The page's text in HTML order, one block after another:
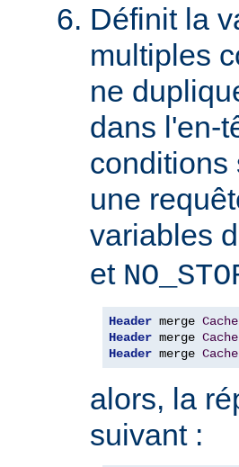
Définit la
multiples
ne
dans l'en-
conditions
une
variables
et
Header merge Cache
Header merge Cache
Header merge Cache
alors, la
suivant :